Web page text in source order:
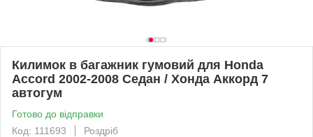
Килимок в багажник гумовий для Honda
Accord 2002-2008 Седан / Хонда Аккорд 7
автогум
Готово до відправки
Код: 111693
Роздріб